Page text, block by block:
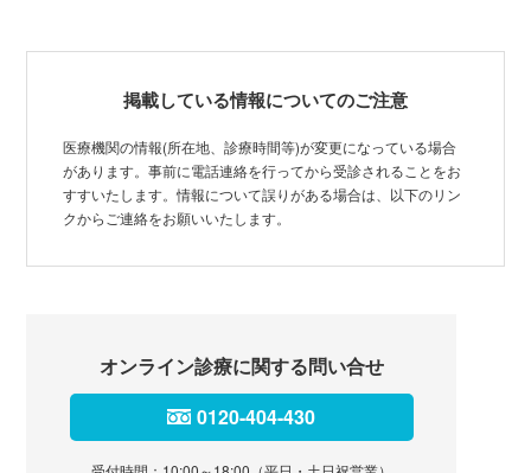
掲載している情報についてのご注意
医療機関の情報(所在地、診療時間等)が変更になっている場合
があります。事前に電話連絡を行ってから受診されることをお
すすいたします。情報について誤りがある場合は、以下のリン
クからご連絡をお願いいたします。
オンライン診療に関する問い合せ
0120-404-430